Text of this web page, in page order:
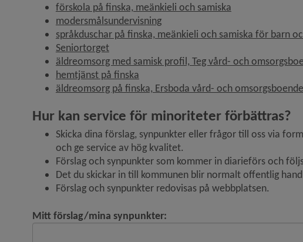
förskola på finska, meänkieli och samiska
modersmålsundervisning
språkduschar på finska, meänkieli och samiska för barn
Seniortorget
äldreomsorg med samisk profil, Teg vård- och
hemtjänst på finska
äldreomsorg på finska, Ersboda vård- och omsorgsboende
Hur kan service för minoriteter förbättras?
Skicka dina förslag, synpunkter eller frågor till oss via
och ge service av hög kvalitet.
Förslag och synpunkter som kommer in diarieförs och
Det du skickar in till kommunen blir normalt offentlig
Förslag och synpunkter redovisas på webbplatsen.
Mitt förslag/mina synpunkter: